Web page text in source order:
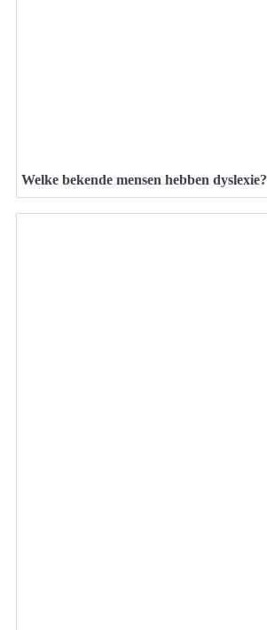
Welke bekende mensen hebben dyslexie?